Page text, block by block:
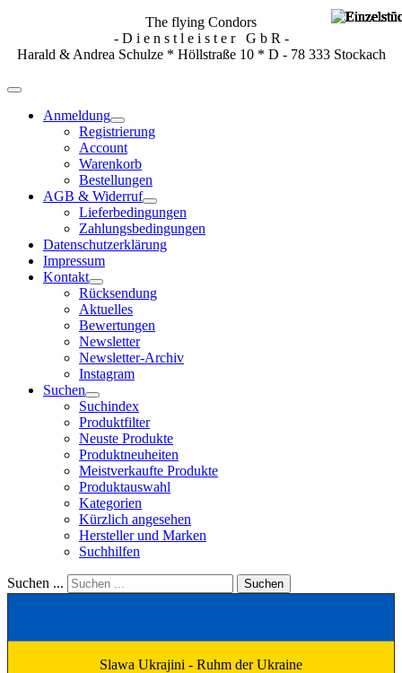
The flying Condors
- D i e n s t l e i s t e r G b R -
Harald & Andrea Schulze * Höllstraße 10 * D - 78 333 Stockach
Anmeldung
Registrierung
Account
Warenkorb
Bestellungen
AGB & Widerruf
Lieferbedingungen
Zahlungsbedingungen
Datenschutzerklärung
Impressum
Kontakt
Rücksendung
Aktuelles
Bewertungen
Newsletter
Newsletter-Archiv
Instagram
Suchen
Suchindex
Produktfilter
Neuste Produkte
Produktneuheiten
Meistverkaufte Produkte
Produktauswahl
Kategorien
Kürzlich angesehen
Hersteller und Marken
Suchhilfen
Suchen ... Suchen
Slawa Ukrajini - Ruhm der Ukraine